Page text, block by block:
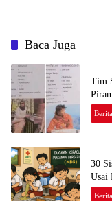
Baca Juga
Tim
Berita
30
Usai
Berita